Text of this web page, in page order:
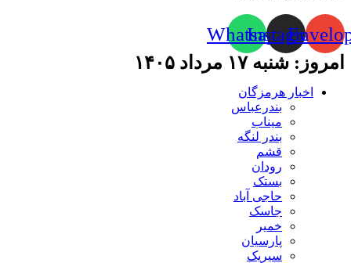
Instagram
Whatsapp
امروز: شنبه ۱۷ مرداد ۱۴۰۵
اخبار هرمزگان
بندرعباس
میناب
بندر لنگه
قشم
رودان
بستک
حاجی آباد
جاسک
خمیر
پارسیان
سیریک